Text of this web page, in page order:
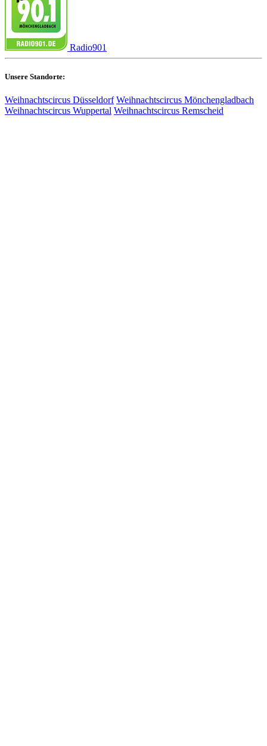
Radio901
Unsere Standorte:
Weihnachtscircus Düsseldorf Weihnachtscircus Mönchengladbach
Weihnachtscircus Wuppertal Weihnachtscircus Remscheid